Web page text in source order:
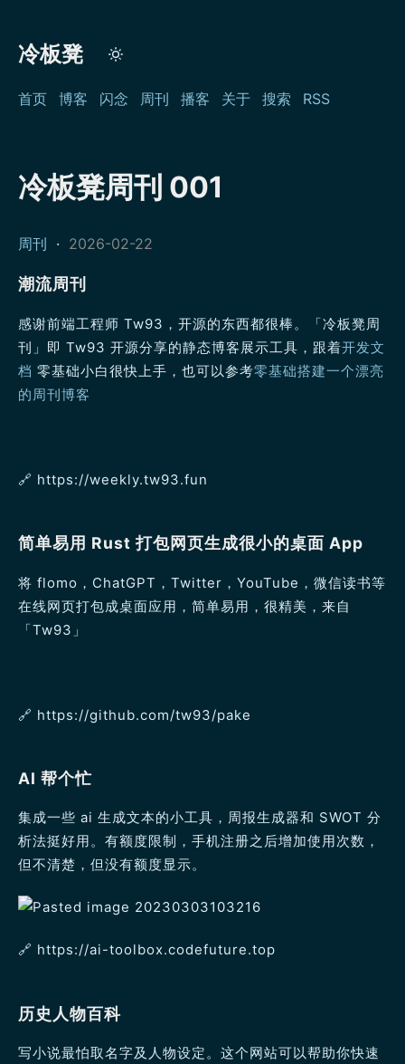
冷板凳
首页 博客 闪念 周刊 播客 关于 搜索 RSS
冷板凳周刊 001
周刊 · 2026-02-22
潮流周刊
感谢前端工程师 Tw93，开源的东西都很棒。「冷板凳周
刊」即 Tw93 开源分享的静态博客展示工具，跟着开发文
档 零基础小白很快上手，也可以参考零基础搭建一个漂亮
的周刊博客
🔗️ https://weekly.tw93.fun
简单易用 Rust 打包网页生成很小的桌面 App
将 flomo，ChatGPT，Twitter，YouTube，微信读书等
在线网页打包成桌面应用，简单易用，很精美，来自
「Tw93」
🔗️ https://github.com/tw93/pake
AI 帮个忙
集成一些 ai 生成文本的小工具，周报生成器和 SWOT 分
析法挺好用。有额度限制，手机注册之后增加使用次数，
但不清楚，但没有额度显示。
🔗️ https://ai-toolbox.codefuture.top
历史人物百科
写小说最怕取名字及人物设定。这个网站可以帮助你快速